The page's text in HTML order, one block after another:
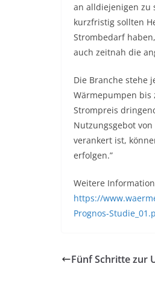
an alldiejenigen zu
kurzfristig sollten
Strombedarf
auch zeitnah die
Die Branche stehe
Wärmepumpen bis
Strompreis
Nutzungsgebot
verankert ist,
erfolgen.”
Weitere
https://
Prognos-
Fünf Schritte zur